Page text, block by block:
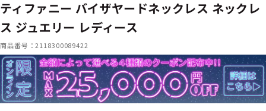
ティファニー バイザヤードネックレス ネックレ
ス ジュエリー レディース
商品番号：2118300089422